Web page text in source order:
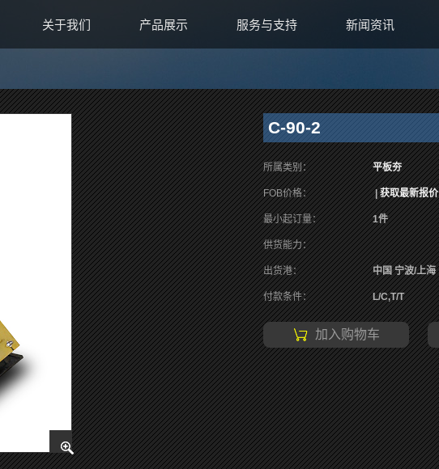
关于我们 产品展示 服务与支持 新闻资讯
C-90-2
所属类别： 平板夯
FOB价格： |获取最新报价
最小起订量： 1件
供货能力：
出货港： 中国 宁波/上海
付款条件： L/C,T/T
加入购物车